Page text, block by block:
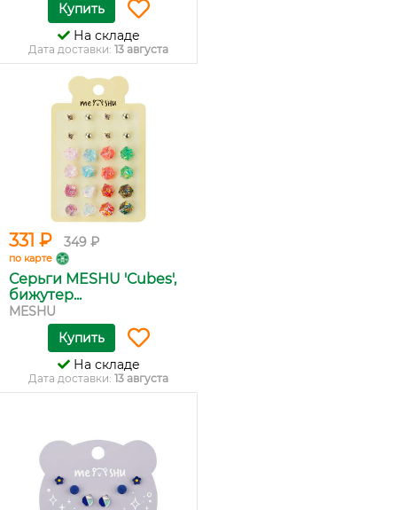
Купить
На складе
Дата доставки: 13 августа
331 ₽ 349 ₽
по карте
Серьги MESHU 'Сubes',
бижутер...
MESHU
Купить
На складе
Дата доставки: 13 августа